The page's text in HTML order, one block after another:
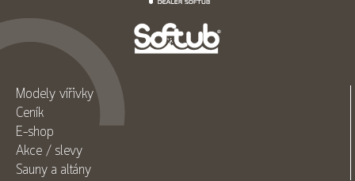
Modely vířivky
Ceník
E-shop
Akce / slevy
Sauny a altány